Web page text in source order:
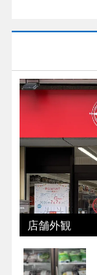
店舗外観